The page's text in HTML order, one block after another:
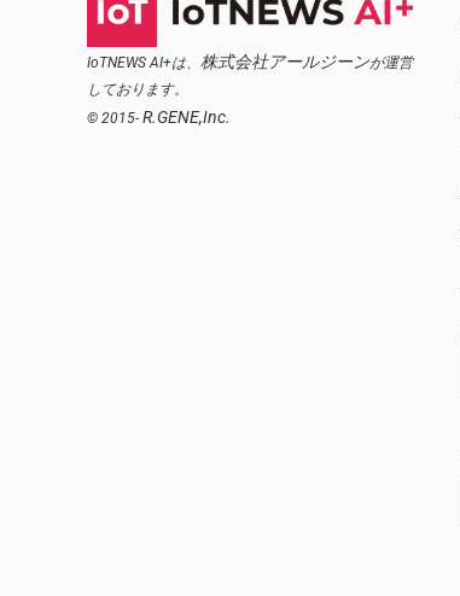
IoTNEWS AI+は、 株式会社アールジーンが運営
しております。
© 2015- R.GENE,Inc.